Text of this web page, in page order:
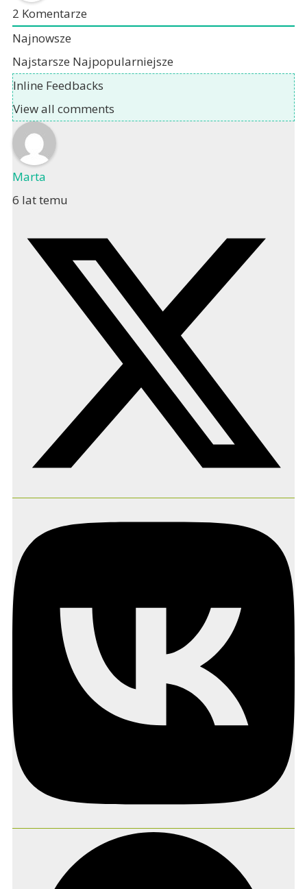
2 Komentarze
Najnowsze
Najstarsze Najpopularniejsze
Inline Feedbacks
View all comments
Marta
6 lat temu